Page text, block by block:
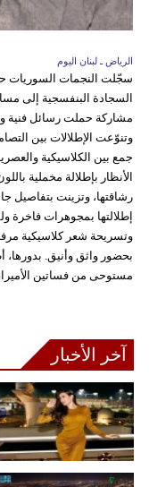
الرياض ـ لبنان اليوم
السجادة البنفسجية إلى
مشاركة حملت رسائل فنية
وتنوّعت الإطلالات بين
جمع بين الكلاسيكية
الأنظار بإطلالة مخملية
رشاقتها، وتزينت بتفاصيل
إطلالتها بمجوهرات
وتسريحة شعر كلاسيكية
بحضور واثق وأنيق.
مستوحى من فساتين
آخر الأخبار